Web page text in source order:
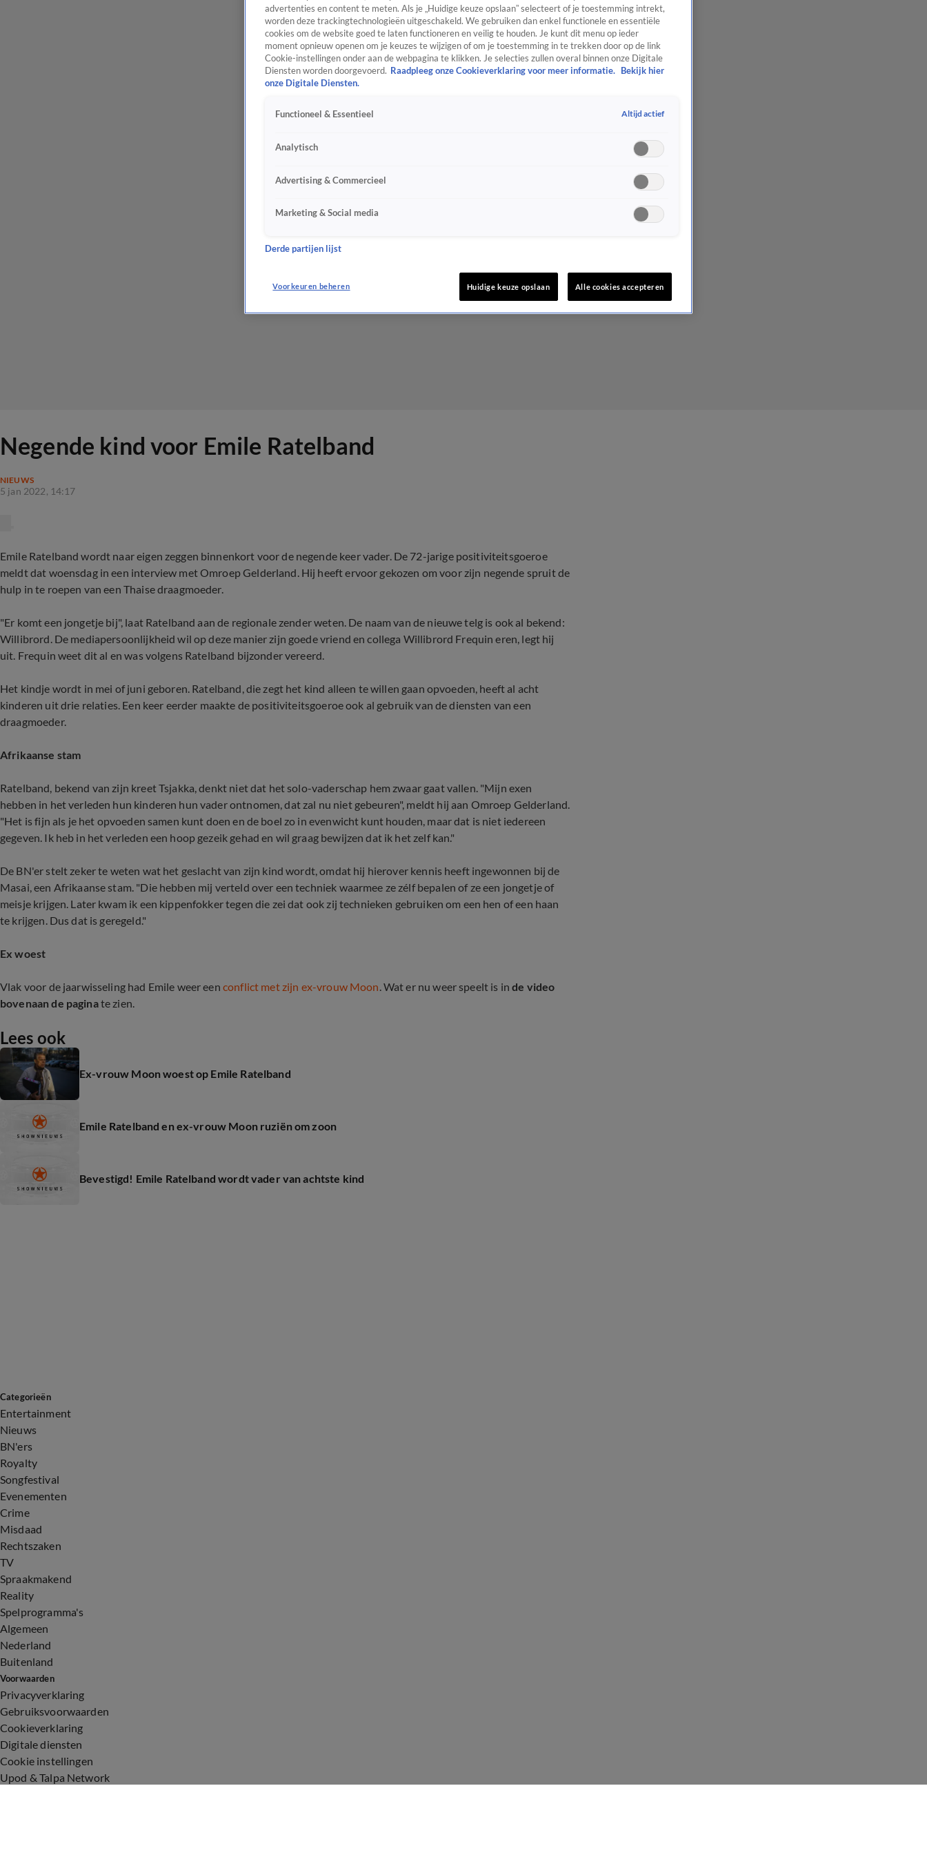
Negende kind voor Emile Ratelband
NIEUWS
5 jan 2022, 14:17
Emile Ratelband wordt naar eigen zeggen binnenkort voor de negende keer vader. De 72-jarige positiviteitsgoeroe
meldt dat woensdag in een interview met Omroep Gelderland. Hij heeft ervoor gekozen om voor zijn negende spruit de
hulp in te roepen van een Thaise draagmoeder.
"Er komt een jongetje bij", laat Ratelband aan de regionale zender weten. De naam van de nieuwe telg is ook al bekend:
Willibrord. De mediapersoonlijkheid wil op deze manier zijn goede vriend en collega Willibrord Frequin eren, legt hij
uit. Frequin weet dit al en was volgens Ratelband bijzonder vereerd.
Het kindje wordt in mei of juni geboren. Ratelband, die zegt het kind alleen te willen gaan opvoeden, heeft al acht
kinderen uit drie relaties. Een keer eerder maakte de positiviteitsgoeroe ook al gebruik van de diensten van een
draagmoeder.
Afrikaanse stam
Ratelband, bekend van zijn kreet Tsjakka, denkt niet dat het solo-vaderschap hem zwaar gaat vallen. "Mijn exen
hebben in het verleden hun kinderen hun vader ontnomen, dat zal nu niet gebeuren", meldt hij aan Omroep Gelderland.
"Het is fijn als je het opvoeden samen kunt doen en de boel zo in evenwicht kunt houden, maar dat is niet iedereen
gegeven. Ik heb in het verleden een hoop gezeik gehad en wil graag bewijzen dat ik het zelf kan."
De BN'er stelt zeker te weten wat het geslacht van zijn kind wordt, omdat hij hierover kennis heeft ingewonnen bij de
Masai, een Afrikaanse stam. "Die hebben mij verteld over een techniek waarmee ze zélf bepalen of ze een jongetje of
meisje krijgen. Later kwam ik een kippenfokker tegen die zei dat ook zij technieken gebruiken om een hen of een haan
te krijgen. Dus dat is geregeld."
Ex woest
Vlak voor de jaarwisseling had Emile weer een conflict met zijn ex-vrouw Moon. Wat er nu weer speelt is inde video
bovenaan de paginate zien.
Lees ook
Ex-vrouw Moon woest op Emile Ratelband
Emile Ratelband en ex-vrouw Moon ruziën om zoon
Bevestigd! Emile Ratelband wordt vader van achtste kind
Categorieën
Entertainment
Nieuws
BN'ers
Royalty
Songfestival
Evenementen
Crime
Misdaad
Rechtszaken
TV
Spraakmakend
Reality
Spelprogramma's
Algemeen
Nederland
Buitenland
Voorwaarden
Privacyverklaring
Gebruiksvoorwaarden
Cookieverklaring
Digitale diensten
Cookie instellingen
Upod & Talpa Network
advertenties en content te meten. Als je „Huidige keuze opslaan” selecteert of je toestemming intrekt,
worden deze trackingtechnologieën uitgeschakeld. We gebruiken dan enkel functionele en essentiële
cookies om de website goed te laten functioneren en veilig te houden. Je kunt dit menu op ieder
moment opnieuw openen om je keuzes te wijzigen of om je toestemming in te trekken door op de link
Cookie-instellingen onder aan de webpagina te klikken. Je selecties zullen overal binnen onze Digitale
Diensten worden doorgevoerd. Raadpleeg onze Cookieverklaring voor meer informatie.
Bekijk hier
onze Digitale Diensten.
Functioneel & Essentieel Altijd actief
Analytisch
Advertising & Commercieel
Marketing & Social media
Derde partijen lijst
Voorkeuren beheren Huidige keuze opslaan Alle cookies accepteren